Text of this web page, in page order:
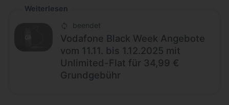
Weiterlesen
beendet
Vodafone Black Week Angebote
vom 11.11. bis 1.12.2025 mit
Unlimited-Flat für 34,99 €
Grundgebühr